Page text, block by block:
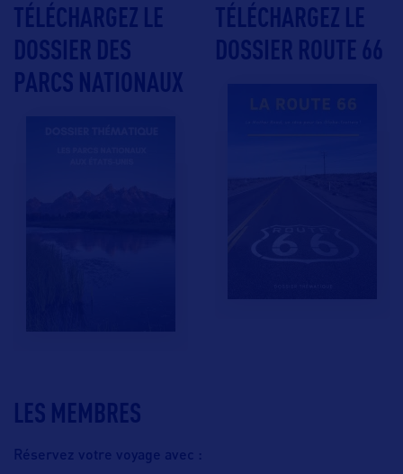
LES MEMBRES
Réservez votre voyage avec :
TÉLÉCHARGEZ LE
DOSSIER DES
PARCS NATIONAUX
TÉLÉCHARGEZ LE
DOSSIER ROUTE 66